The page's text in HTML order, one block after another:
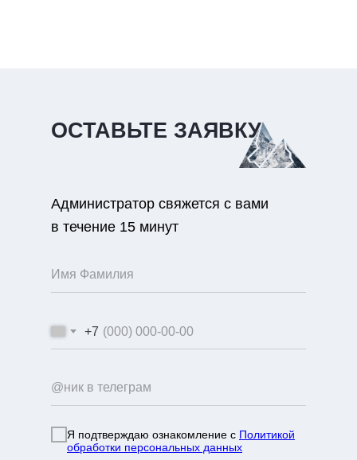
ОСТАВЬТЕ ЗАЯВКУ
Администратор свяжется с вами
в течение 15 минут
+7
Я подтверждаю ознакомление с Политикой
обработки персональных данных